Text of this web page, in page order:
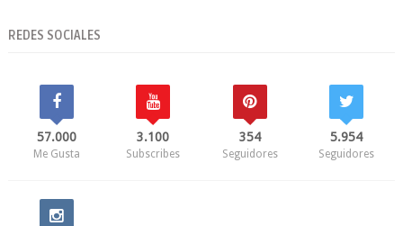
REDES SOCIALES
57.000
Me Gusta
3.100
Subscribes
354
Seguidores
5.954
Seguidores